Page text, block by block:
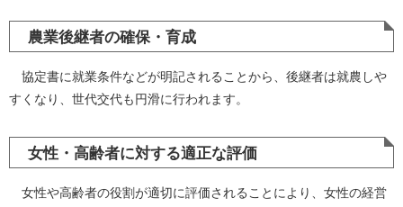
農業後継者の確保・育成
協定書に就業条件などが明記されることから、後継者は就農しや
すくなり、世代交代も円滑に行われます。
女性・高齢者に対する適正な評価
女性や高齢者の役割が適切に評価されることにより、女性の経営